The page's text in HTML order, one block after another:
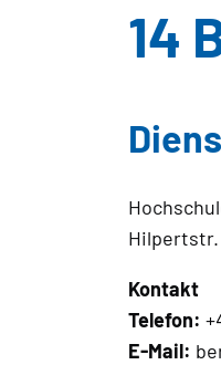
14
Hilpertstr.
Kontakt
Telefon:
E-Mail: